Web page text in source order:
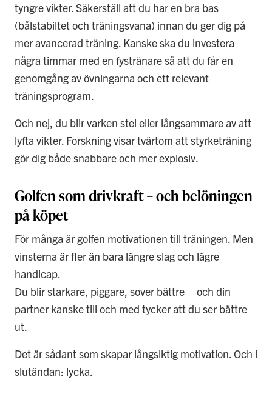
tyngre vikter. Säkerställ att du har en bra bas
(bålstabiltet och träningsvana) innan du ger dig på
mer avancerad träning. Kanske ska du investera
några timmar med en fystränare så att du får en
genomgång av övningarna och ett relevant
träningsprogram.
Och nej, du blir varken stel eller långsammare av att
lyfta vikter. Forskning visar tvärtom att styrketräning
gör dig både snabbare och mer explosiv.
Golfen som drivkraft – och belöningen
på köpet
För många är golfen motivationen till träningen. Men
vinsterna är fler än bara längre slag och lägre
handicap.
Du blir starkare, piggare, sover bättre – och din
partner kanske till och med tycker att du ser bättre
ut.
Det är sådant som skapar långsiktig motivation. Och i
slutändan: lycka.